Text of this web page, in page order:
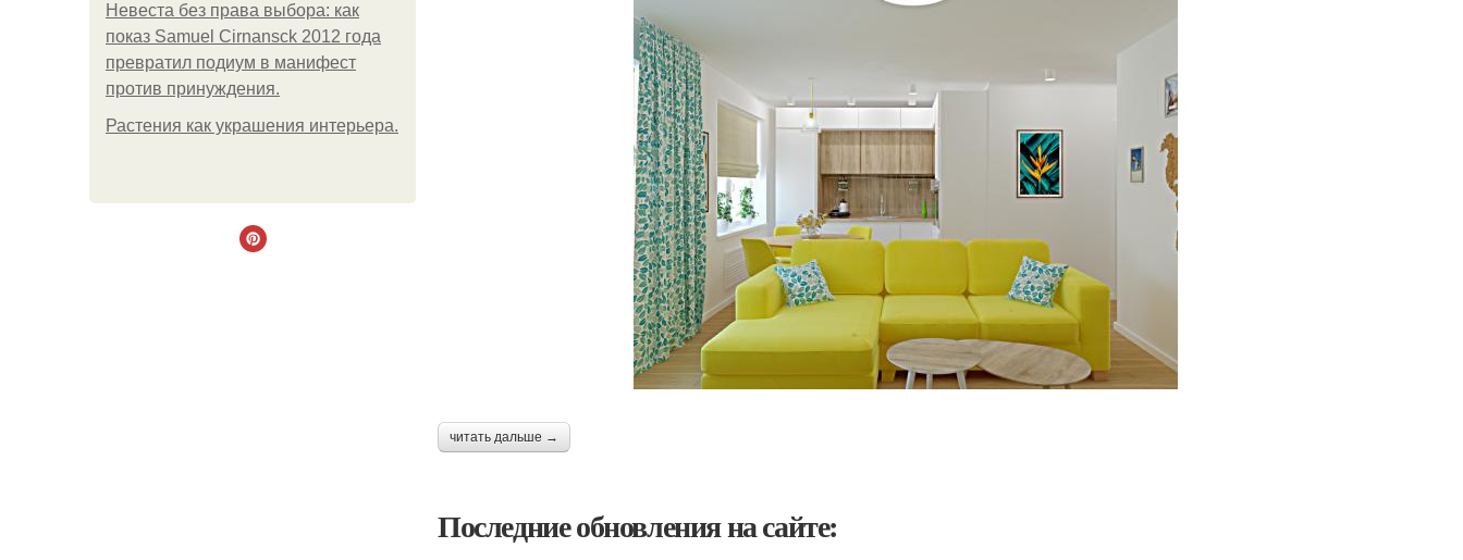
Невеста без права выбора: как
показ Samuel Cirnansck 2012 года
превратил подиум в манифест
против принуждения.
Растения как украшения интерьера.
читать дальше →
Последние обновления на сайте: